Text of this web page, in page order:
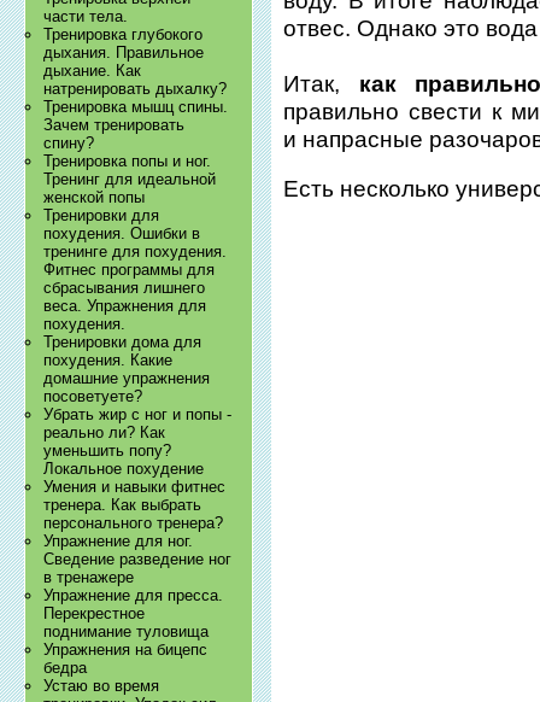
части тела.
Тренировка глубокого
дыхания. Правильное
дыхание. Как
натренировать дыхалку?
Тренировка мышц спины.
Зачем тренировать
спину?
Тренировка попы и ног.
Тренинг для идеальной
женской попы
Тренировки для
похудения. Ошибки в
тренинге для похудения.
Фитнес программы для
сбрасывания лишнего
веса. Упражнения для
похудения.
Тренировки дома для
похудения. Какие
домашние упражнения
посоветуете?
Убрать жир с ног и попы -
реально ли? Как
уменьшить попу?
Локальное похудение
Умения и навыки фитнес
тренера. Как выбрать
персонального тренера?
Упражнение для ног.
Сведение разведение ног
в тренажере
Упражнение для пресса.
Перекрестное
поднимание туловища
Упражнения на бицепс
бедра
Устаю во время
отвес. Однако это
Итак, как
правильно свести к
и напрасные
Есть несколько